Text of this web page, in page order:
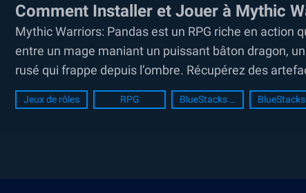
Comment Installer et Jouer à Mythic
Mythic Warriors: Pandas est un RPG riche en
entre un mage maniant un puissant bâton dragon,
rusé qui frappe depuis l’ombre. Récupérez des
Jeux de rôles RPG BlueStacks Setup BlueStacks